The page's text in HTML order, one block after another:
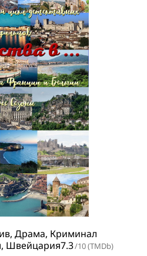
Драма, Криминал
Швейцария7.3/10 (TMDb)